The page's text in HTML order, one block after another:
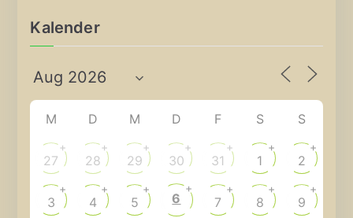
h
v
Kalender
M D M D F S S
27
+
28
+
29
+
30
+
31
+
1
+
2
+
3
+
4
+
5
+
6
+
7
+
8
+
9
+